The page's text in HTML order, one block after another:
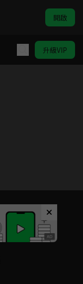
開啟
升級VIP